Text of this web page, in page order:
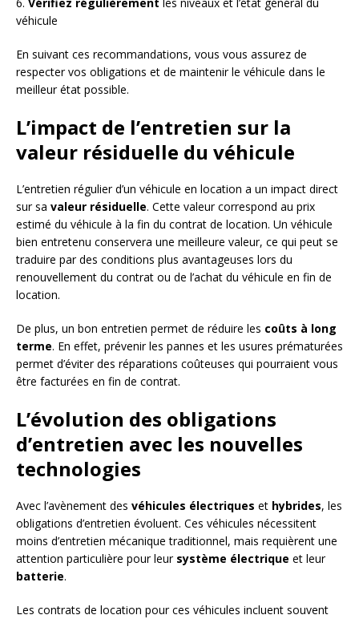
véhicule
En suivant ces recommandations, vous vous assurez de
respecter vos obligations et de maintenir le véhicule dans le
meilleur état possible.
L’impact de l’entretien sur la
valeur résiduelle du véhicule
L’entretien régulier d’un véhicule en location a un impact direct
sur sa valeur résiduelle. Cette valeur correspond au prix
estimé du véhicule à la fin du contrat de location. Un véhicule
bien entretenu conservera une meilleure valeur, ce qui peut se
traduire par des conditions plus avantageuses lors du
renouvellement du contrat ou de l’achat du véhicule en fin de
location.
De plus, un bon entretien permet de réduire les coûts à long
terme. En effet, prévenir les pannes et les usures prématurées
permet d’éviter des réparations coûteuses qui pourraient vous
être facturées en fin de contrat.
L’évolution des obligations
d’entretien avec les nouvelles
technologies
Avec l’avènement des véhicules électriques et hybrides, les
obligations d’entretien évoluent. Ces véhicules nécessitent
moins d’entretien mécanique traditionnel, mais requièrent une
attention particulière pour leur système électrique et leur
batterie.
Les contrats de location pour ces véhicules incluent souvent